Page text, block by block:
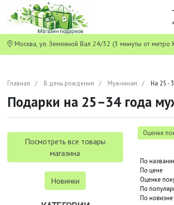
Москва, ул. Земляной Вал 24/32 (3 минуты от
Главная В день рождения Мужчинам На 25 -
Подарки на 25–34 года
Посмотреть все товары
магазина
Новинки
Оценке
По
По цене
Оценке
По
По новизне